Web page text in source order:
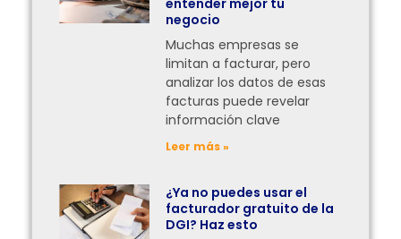
negocio
Muchas empresas se
limitan a facturar, pero
analizar los datos de esas
facturas puede revelar
información clave
Leer más »
¿Ya no puedes usar el
facturador gratuito de la
DGI? Haz esto